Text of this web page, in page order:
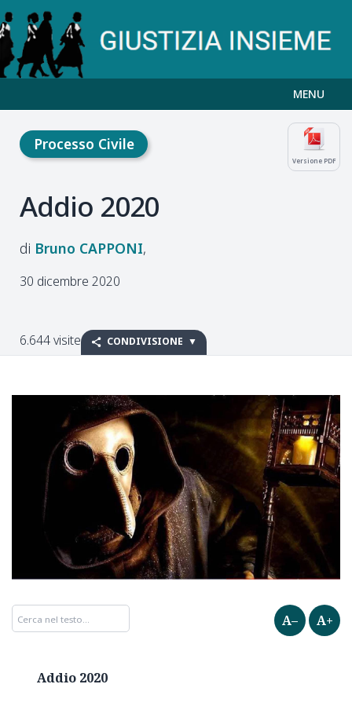
MENU
Versione PDF
Processo Civile
Addio 2020
Bruno CAPPONI
30 dicembre 2020
6.644 visite CONDIVISIONE
A– A+
Addio 2020